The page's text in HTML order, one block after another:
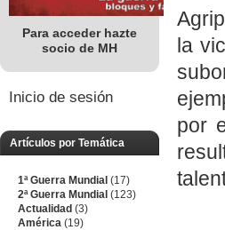
Para acceder hazte
socio de MH
Inicio de sesión
Artículos por Temática
1ª Guerra Mundial (17)
2ª Guerra Mundial (123)
Actualidad (3)
América (19)
la
por